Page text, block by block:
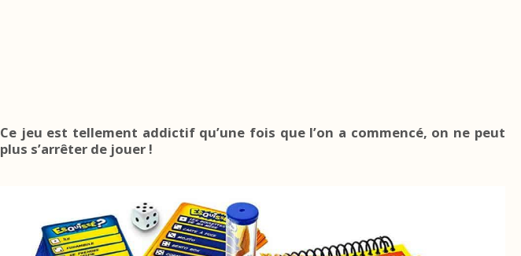
Ce jeu est tellement addictif qu’une fois que l’on a commencé, on ne peut
plus s’arrêter de jouer !